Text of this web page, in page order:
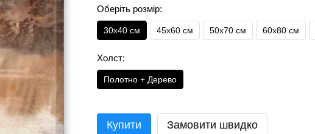
Оберіть розмір:
30х40 см 45х60 см 50х70 см 60х80 см
Холст:
Полотно + Дерево
Купити Замовити швидко